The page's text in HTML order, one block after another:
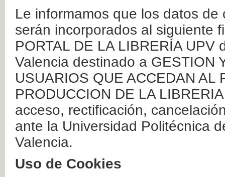
Le informamos que los datos
serán incorporados al siguiente
PORTAL DE LA LIBRERÍA
Valencia destinado a GESTION
USUARIOS QUE ACCEDAN AL
PRODUCCION DE LA
acceso, rectificación,
ante la Universidad Politécnica
Valencia.
Uso de Cookies